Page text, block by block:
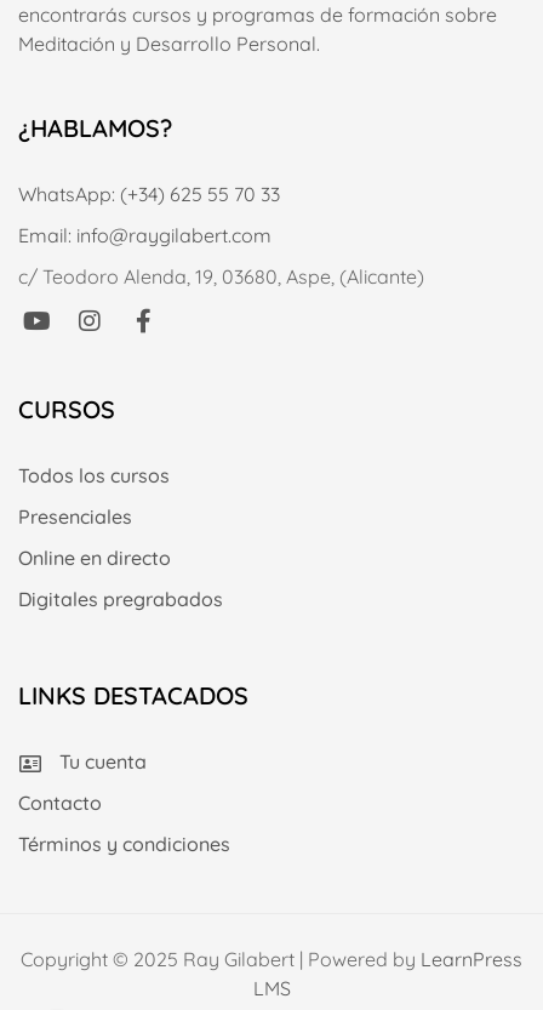
encontrarás cursos y programas de formación sobre
Meditación y Desarrollo Personal.
¿HABLAMOS?
WhatsApp: (+34) 625 55 70 33
Email: info@raygilabert.com
c/ Teodoro Alenda, 19, 03680, Aspe, (Alicante)
CURSOS
Todos los cursos
Presenciales
Online en directo
Digitales pregrabados
LINKS DESTACADOS
Tu cuenta
Contacto
Términos y condiciones
Copyright © 2025 Ray Gilabert | Powered by LearnPress
LMS